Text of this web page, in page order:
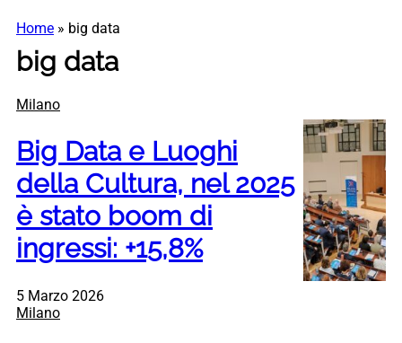
Home » big data
big data
Milano
Big Data e Luoghi
della Cultura, nel 2025
è stato boom di
ingressi: +15,8%
5 Marzo 2026
Milano